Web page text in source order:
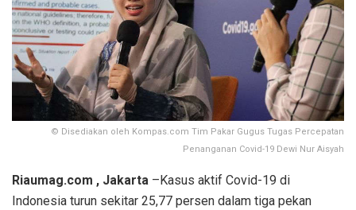
© Disediakan oleh Kompas.com Tim Pakar Gugus Tugas Percepatan
Penanganan Covid-19 Dewi Nur Aisyah
Riaumag.com , Jakarta –Kasus aktif Covid-19 di
Indonesia turun sekitar 25,77 persen dalam tiga pekan